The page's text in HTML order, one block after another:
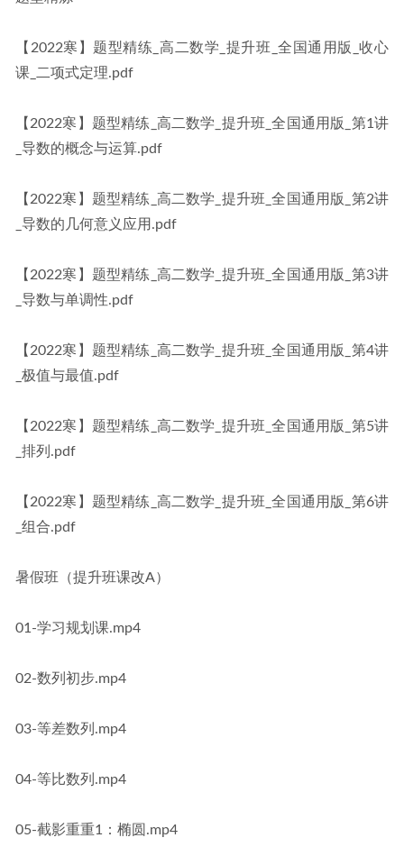
【2022寒】题型精练_高二数学_提升班_全国通用版_收心
课_二项式定理.pdf
【2022寒】题型精练_高二数学_提升班_全国通用版_第1讲
_导数的概念与运算.pdf
【2022寒】题型精练_高二数学_提升班_全国通用版_第2讲
_导数的几何意义应用.pdf
【2022寒】题型精练_高二数学_提升班_全国通用版_第3讲
_导数与单调性.pdf
【2022寒】题型精练_高二数学_提升班_全国通用版_第4讲
_极值与最值.pdf
【2022寒】题型精练_高二数学_提升班_全国通用版_第5讲
_排列.pdf
【2022寒】题型精练_高二数学_提升班_全国通用版_第6讲
_组合.pdf
暑假班（提升班课改A）
01-学习规划课.mp4
02-数列初步.mp4
03-等差数列.mp4
04-等比数列.mp4
05-截影重重1：椭圆.mp4